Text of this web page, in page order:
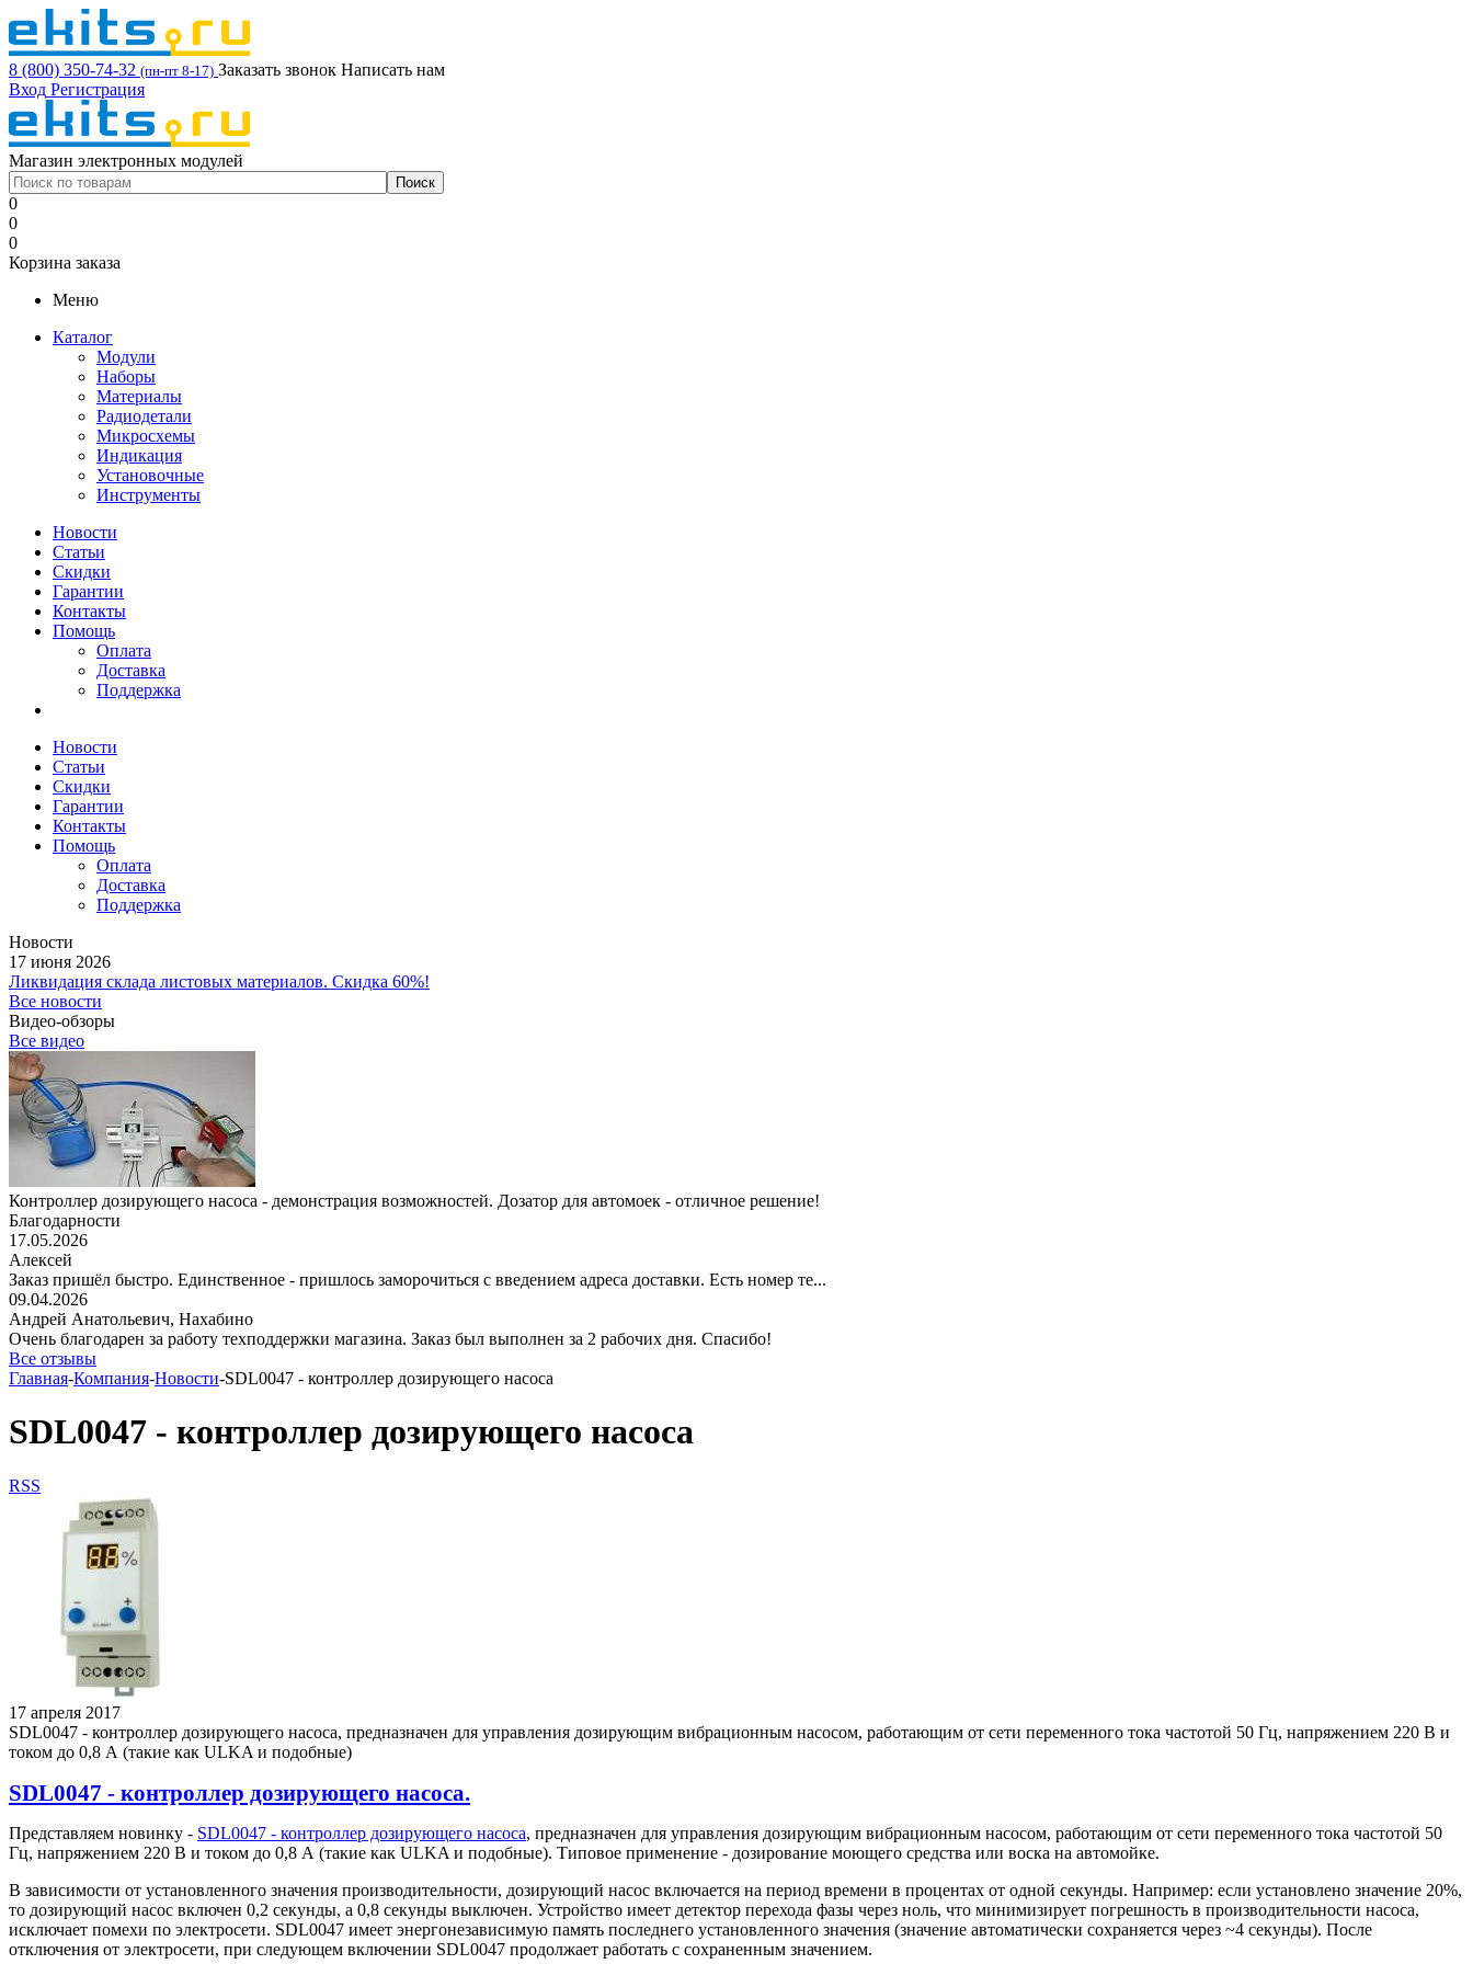
8 (800) 350-74-32 (пн-пт 8-17) Заказать звонок Написать нам
Вход Регистрация
Магазин электронных модулей
0
0
0
Корзина заказа
Меню
Каталог
Модули
Наборы
Материалы
Радиодетали
Микросхемы
Индикация
Установочные
Инструменты
Новости
Статьи
Скидки
Гарантии
Контакты
Помощь
Оплата
Доставка
Поддержка
Новости
Статьи
Скидки
Гарантии
Контакты
Помощь
Оплата
Доставка
Поддержка
Новости
17 июня 2026
Ликвидация склада листовых материалов. Скидка 60%!
Все новости
Видео-обзоры
Все видео
Контроллер дозирующего насоса - демонстрация возможностей. Дозатор для автомоек - отличное решение!
Благодарности
17.05.2026
Алексей
Заказ пришёл быстро. Единственное - пришлось заморочиться с введением адреса доставки. Есть номер те...
09.04.2026
Андрей Анатольевич, Нахабино
Очень благодарен за работу техподдержки магазина. Заказ был выполнен за 2 рабочих дня. Спасибо!
Все отзывы
Главная-Компания-Новости-SDL0047 - контроллер дозирующего насоса
SDL0047 - контроллер дозирующего насоса
RSS
17 апреля 2017
SDL0047 - контроллер дозирующего насоса, предназначен для управления дозирующим вибрационным насосом, работающим от сети переменного тока частотой 50 Гц, напряжением 220 В и
током до 0,8 А (такие как ULKA и подобные)
SDL0047 - контроллер дозирующего насоса.
Представляем новинку - SDL0047 - контроллер дозирующего насоса, предназначен для управления дозирующим вибрационным насосом, работающим от сети переменного тока частотой 50
Гц, напряжением 220 В и током до 0,8 А (такие как ULKA и подобные). Типовое применение - дозирование моющего средства или воска на автомойке.
В зависимости от установленного значения производительности, дозирующий насос включается на период времени в процентах от одной секунды. Например: если установлено значение 20%,
то дозирующий насос включен 0,2 секунды, а 0,8 секунды выключен. Устройство имеет детектор перехода фазы через ноль, что минимизирует погрешность в производительности насоса,
исключает помехи по электросети. SDL0047 имеет энергонезависимую память последнего установленного значения (значение автоматически сохраняется через ~4 секунды). После
отключения от электросети, при следующем включении SDL0047 продолжает работать с сохраненным значением.